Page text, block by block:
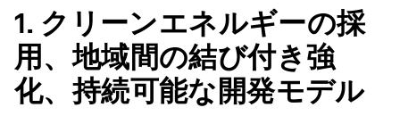
1. クリーンエネルギーの採
用、地域間の結び付き強
化、持続可能な開発モデル